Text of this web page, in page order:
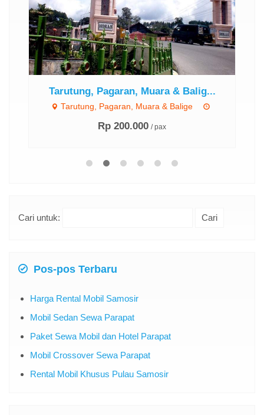
Tarutung, Pagaran, Muara & Balig...
Tarutung, Pagaran, Muara & Balige
Rp 200.000 / pax
Cari untuk:
Pos-pos Terbaru
Harga Rental Mobil Samosir
Mobil Sedan Sewa Parapat
Paket Sewa Mobil dan Hotel Parapat
Mobil Crossover Sewa Parapat
Rental Mobil Khusus Pulau Samosir